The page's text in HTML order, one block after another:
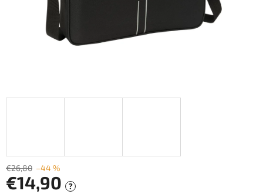
€26,80 –44 %
€14,90 ?